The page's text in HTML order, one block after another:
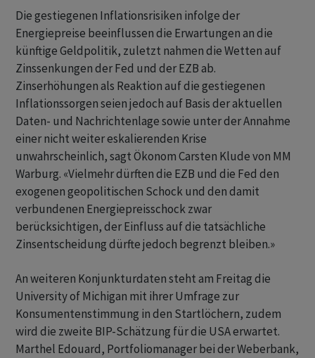
Die gestiegenen ​Inflationsrisiken infolge der
Energiepreise beeinflussen die Erwartungen an die
künftige Geldpolitik, zuletzt nahmen die Wetten ⁠auf
Zinssenkungen der Fed und der EZB ab.
Zinserhöhungen als Reaktion auf die gestiegenen ​
Inflationssorgen seien jedoch auf Basis der ⁠aktuellen
Daten- und Nachrichtenlage sowie unter der Annahme
einer nicht weiter eskalierenden Krise
unwahrscheinlich, sagt Ökonom Carsten Klude von MM
Warburg. «Vielmehr dürften die ‌EZB und die Fed den
exogenen geopolitischen Schock und den damit
verbundenen Energiepreisschock zwar
berücksichtigen, der Einfluss auf die tatsächliche
Zinsentscheidung dürfte jedoch begrenzt bleiben.»
An weiteren Konjunkturdaten steht am Freitag die
University of Michigan mit ihrer Umfrage zur
Konsumentenstimmung ‌in den Startlöchern, zudem
wird die zweite BIP-Schätzung für die USA erwartet.
Marthel Edouard, Portfoliomanager bei der ​Weberbank,